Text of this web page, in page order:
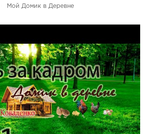
Мой Домик в Деревне